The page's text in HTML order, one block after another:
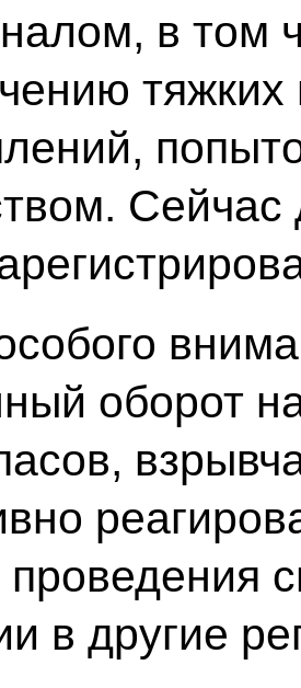
в том
тяжких
Сейчас
оборот
проведения
в другие